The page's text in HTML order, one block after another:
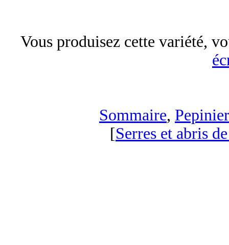
Vous produisez cette variété,
Sommaire,
[Serres et abris